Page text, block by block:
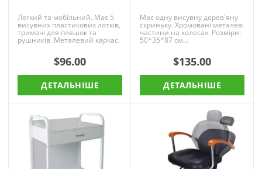
Легкий та мобільний. Має 5
висувних пластикових лотків,
тримачі для пляшок та
рушників. Металевий каркас.
Колір чорний.Габаритні
розміри (ДхШхВ): 39 х..
$96.00
ДЕТАЛЬНІШЕ
Має одну висувну дерев'яну
скриньку. Хромовані металеві
частини на колесах. Розміри:
50*35*87 см...
$135.00
ДЕТАЛЬНІШЕ